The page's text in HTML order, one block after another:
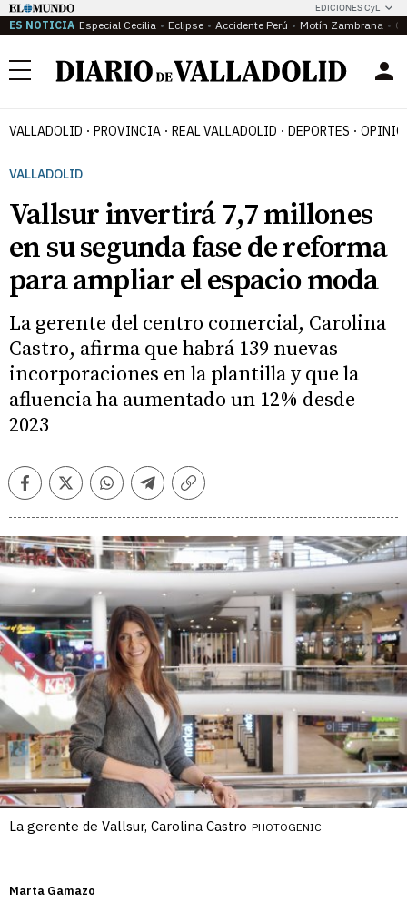
EDICIONES CyL
ES NOTICIA Especial Cecilia Eclipse Accidente Perú Motín Zambrana
Menú
VALLADOLID PROVINCIA REAL VALLADOLID DEPORTES
VALLADOLID
Vallsur invertirá 7,7 millones
en su segunda fase de reforma
para ampliar el espacio moda
La gerente del centro comercial, Carolina
Castro, afirma que habrá 139 nuevas
incorporaciones en la plantilla y que la
afluencia ha aumentado un 12% desde
2023
FacebookTwitterWhatsappTelegramCopiar
La gerente de Vallsur, Carolina Castro PHOTOGENIC
Marta Gamazo